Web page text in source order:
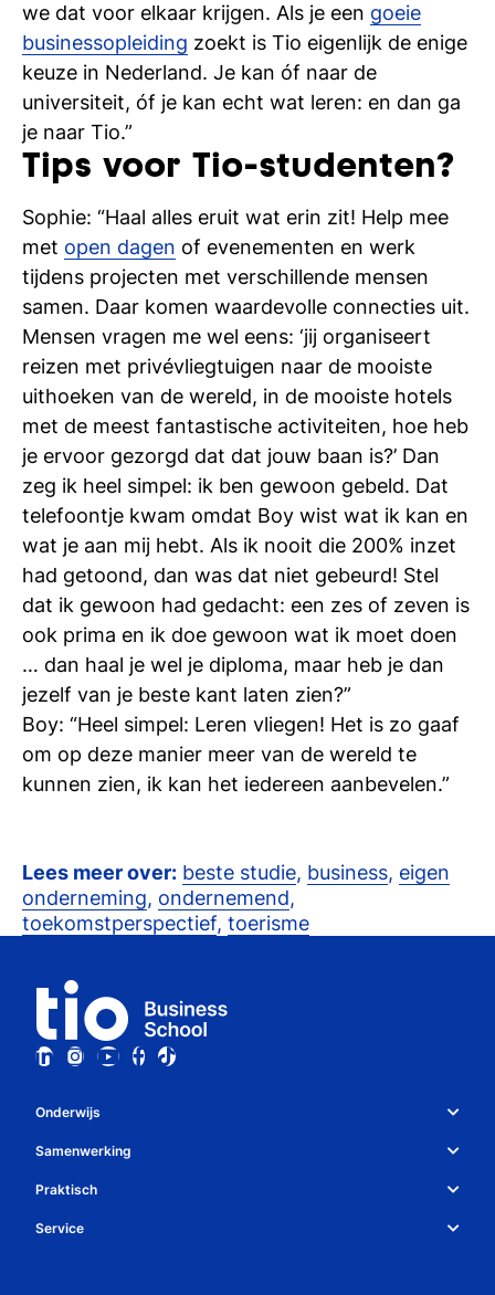
we dat voor elkaar krijgen. Als je een goeie
businessopleiding zoekt is Tio eigenlijk de enige
keuze in Nederland. Je kan óf naar de
universiteit, óf je kan echt wat leren: en dan ga
je naar Tio.”
Tips voor Tio-studenten?
Sophie: “Haal alles eruit wat erin zit! Help mee
met open dagen of evenementen en werk
tijdens projecten met verschillende mensen
samen. Daar komen waardevolle connecties uit.
Mensen vragen me wel eens: ‘jij organiseert
reizen met privévliegtuigen naar de mooiste
uithoeken van de wereld, in de mooiste hotels
met de meest fantastische activiteiten, hoe heb
je ervoor gezorgd dat dat jouw baan is?’ Dan
zeg ik heel simpel: ik ben gewoon gebeld. Dat
telefoontje kwam omdat Boy wist wat ik kan en
wat je aan mij hebt. Als ik nooit die 200% inzet
had getoond, dan was dat niet gebeurd! Stel
dat ik gewoon had gedacht: een zes of zeven is
ook prima en ik doe gewoon wat ik moet doen
… dan haal je wel je diploma, maar heb je dan
jezelf van je beste kant laten zien?”
Boy: “Heel simpel: Leren vliegen! Het is zo gaaf
om op deze manier meer van de wereld te
kunnen zien, ik kan het iedereen aanbevelen.”
Lees meer over: beste studie, business, eigen
onderneming, ondernemend,
toekomstperspectief, toerisme
Onderwijs
Studiekeuze en opleidingen
Studiekeuzetest
Studiegids
Samenwerking
Over Tio
Bedrijven
Praktisch
Whatsapp
Service